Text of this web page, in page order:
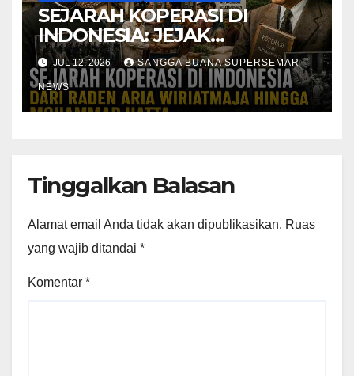
SEJARAH KOPERASI DI
INDONESIA: JEJAK
PERJUANGAN RAKYAT
MENUJU KEDAULATAN
EKONOMI BANGSA
JUL 12, 2026 SANGGA BUANA SUPERSEMAR
NEWS
Tinggalkan Balasan
Alamat email Anda tidak akan dipublikasikan. Ruas
yang wajib ditandai *
Komentar *